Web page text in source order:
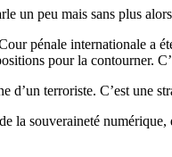
un peu mais sans plus
pénale internationale a
pour la contourner.
d’un terroriste. C’est une
la souveraineté